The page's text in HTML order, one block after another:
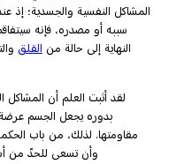
المشاكل النفسية والجسدية؛ إذ
سببه أو مصدره، فإنه
النهاية إلى حالة من القلق
لقد أثبت العلم أن المشاكل
بدوره يجعل الجسم عرضة
مقاومتها. لذلك، من باب
وأن تسعى للحدّ من